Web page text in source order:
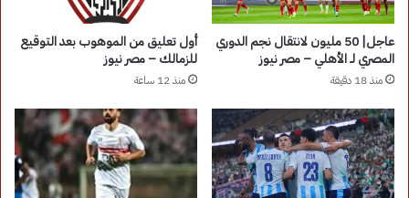
عاجل| 50 مليون لانتقال نجم الدوري
المصري لـ الأهلي – مصر نيوز
منذ 18 دقيقة
أول تعليق من الموهوب بعد التوقيع
للزمالك – مصر نيوز
منذ 12 ساعة